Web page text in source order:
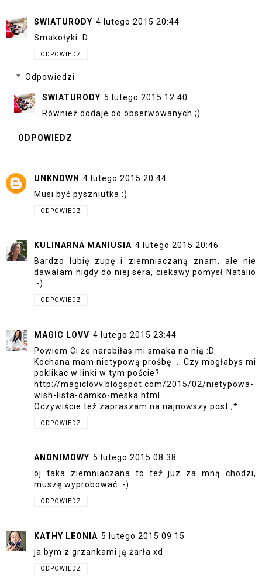
SWIATURODY 4 lutego 2015 20:44
Smakołyki :D
ODPOWIEDZ
Odpowiedzi
SWIATURODY 5 lutego 2015 12:40
Również dodaje do obserwowanych ;)
ODPOWIEDZ
UNKNOWN 4 lutego 2015 20:44
Musi być pyszniutka :)
ODPOWIEDZ
KULINARNA MANIUSIA 4 lutego 2015 20:46
Bardzo lubię zupę i ziemniaczaną znam, ale nie
dawałam nigdy do niej sera, ciekawy pomysł Natalio
:-)
ODPOWIEDZ
MAGIC LOVV 4 lutego 2015 23:44
Powiem Ci że narobiłas mi smaka na nią :D
Kochana mam nietypową prośbę ... Czy mogłabys mi
poklikac w linki w tym poście?
http://magiclovv.blogspot.com/2015/02/nietypowa-
wish-lista-damko-meska.html
Oczywiście też zapraszam na najnowszy post ;*
ODPOWIEDZ
ANONIMOWY 5 lutego 2015 08:38
oj taka ziemniaczana to też juz za mną chodzi,
muszę wyprobować :-)
ODPOWIEDZ
KATHY LEONIA 5 lutego 2015 09:15
ja bym z grzankami ją żarła xd
ODPOWIEDZ